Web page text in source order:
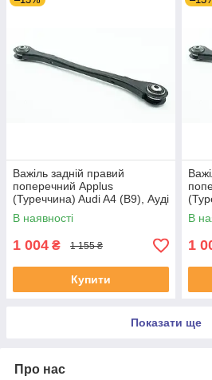
Важіль задній правий
поперечний Applus
(Туреччина) Audi A4 (B9), Ауді
А4 (Б9) 15- #28180AP
UAPLJGO4
В наявності
1 004 ₴ 1 155 ₴
Купити
16-
В
1
Показати ще
Про нас